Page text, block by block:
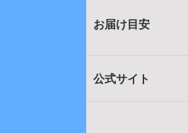
お届け目安
公式サイト